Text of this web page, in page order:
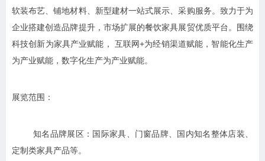
软装布艺、铺地材料、新型建材一站式展示、采购服务。致力于为
企业搭建创造品牌提升，市场扩展的餐饮家具展贸优质平台。围绕
科技创新为家具产业赋能， 互联网+为经销渠道赋能，智能化生产
为产业赋能，数字化生产为产业赋能。
展览范围：
知名品牌展区：国际家具、门窗品牌、国内知名整体店装、
定制类家具产品等。